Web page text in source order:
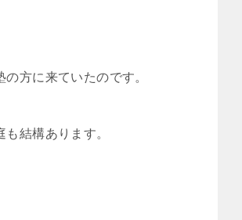
方に来ていたのです。
結構あります。